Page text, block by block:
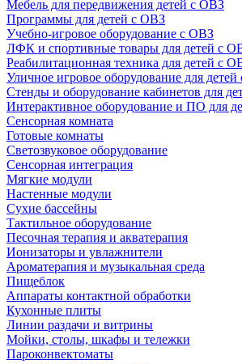
Мебель для передвижения детей с ОВЗ
Программы для детей с ОВЗ
Учебно-игровое оборудование с ОВЗ
ЛФК и спортивные товары для детей с
Реабилитационная техника для детей с
Уличное игровое оборудование для
Стенды и оборудование кабинетов для
Интерактивное оборудование и ПО для
Сенсорная комната
Готовые комнаты
Светозвуковое оборудование
Сенсорная интеграция
Мягкие модули
Настенные модули
Сухие бассейны
Тактильное оборудование
Песочная терапия и акватерапия
Ионизаторы и увлажнители
Ароматерапия и музыкальная среда
Пищеблок
Аппараты контактной обработки
Кухонные плиты
Линии раздачи и витрины
Мойки, столы, шкафы и тележки
Пароконвектоматы